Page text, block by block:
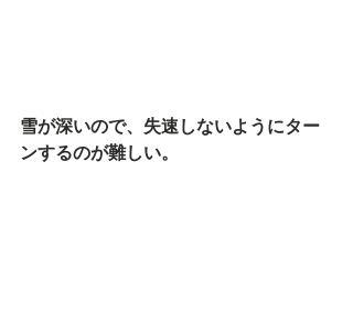
雪が深いので、失速しないようにター
ンするのが難しい。